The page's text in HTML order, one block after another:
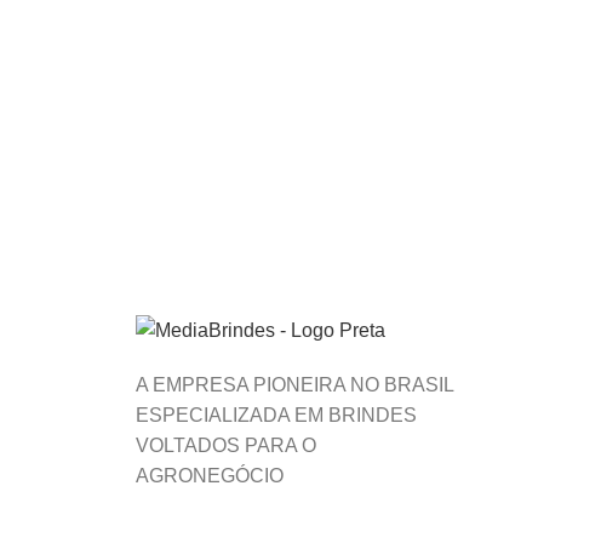
A EMPRESA PIONEIRA NO BRASIL
ESPECIALIZADA EM BRINDES
VOLTADOS PARA O
AGRONEGÓCIO